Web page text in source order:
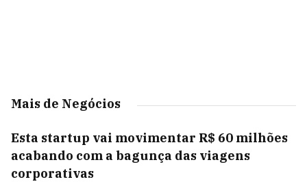
Mais de Negócios
Esta startup vai movimentar R$ 60 milhões
acabando com a bagunça das viagens
corporativas